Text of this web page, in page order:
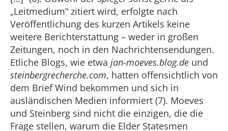
„Leitmedium“ zitiert wird, erfolgte nach
Veröffentlichung des kurzen Artikels keine
weitere Berichterstattung – weder in großen
Zeitungen, noch in den Nachrichtensendungen.
Etliche Blogs, wie etwa jan-moeves.blog.de und
steinbergrecherche.com, hatten offensichtlich von
dem Brief Wind bekommen und sich in
ausländischen Medien informiert (7). Moeves
und Steinberg sind nicht die einzigen, die die
Frage stellen, warum die Elder Statesmen